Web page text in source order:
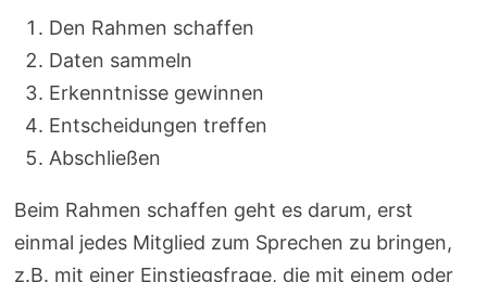
Den Rahmen schaffen
Daten sammeln
Erkenntnisse gewinnen
Entscheidungen treffen
Abschließen
Beim Rahmen schaffen geht es darum, erst
einmal jedes Mitglied zum Sprechen zu bringen,
z.B. mit einer Einstiegsfrage, die mit einem oder